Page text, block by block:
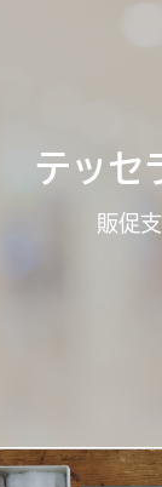
テッセ
販促